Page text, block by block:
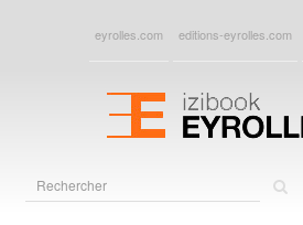
eyrolles.com editions-eyrolles.com